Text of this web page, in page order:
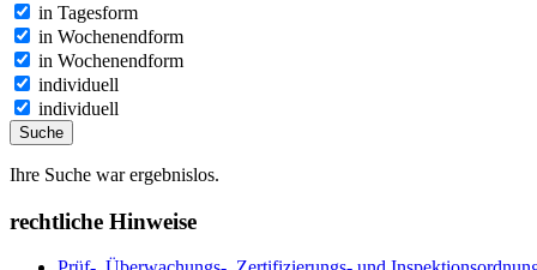
in Tagesform
in Wochenendform
in Wochenendform
individuell
individuell
Suche
Ihre Suche war ergebnislos.
rechtliche Hinweise